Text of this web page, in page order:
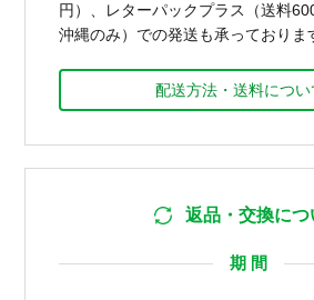
円）、レターパックプラス（送料
沖縄のみ）での発送も承っておりま
配送方法・送料につい
返品・交換につ
期 間